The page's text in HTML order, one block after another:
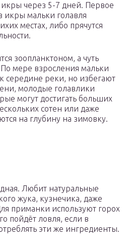
икры через 5-7 дней. Первое
икры мальки голавля
местах, либо прячутся
зоопланктоном, а чуть
мере взросления мальки
середине реки, но избегают
молодые голавлики
могут достигать больших
сотен или даже
на глубину на зимовку.
Любит натуральные
жука, кузнечика, даже
приманки используют горох
пойдёт ловля, если в
эти же ингредиенты.